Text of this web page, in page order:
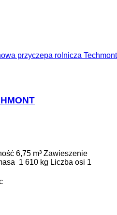
przyczepa rolnicza Techmont
6,75 m³ Zawieszenie
1 610 kg Liczba osi 1